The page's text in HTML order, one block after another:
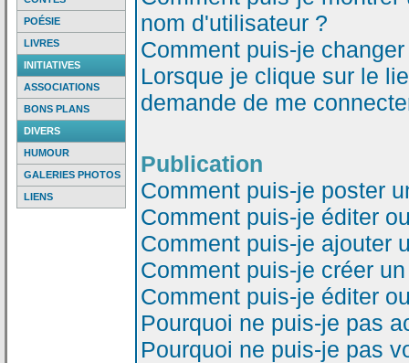
POÉSIE
LIVRES
INITIATIVES
ASSOCIATIONS
BONS PLANS
DIVERS
HUMOUR
GALERIES PHOTOS
LIENS
nom d'utilisateur ?
Comment puis-je
Lorsque je clique sur le
demande de me
Publication
Comment puis-je poster
Comment puis-je éditer
Comment puis-je ajouter
Comment puis-je créer
Comment puis-je éditer
Pourquoi ne puis-je pas
Pourquoi ne puis-je pas